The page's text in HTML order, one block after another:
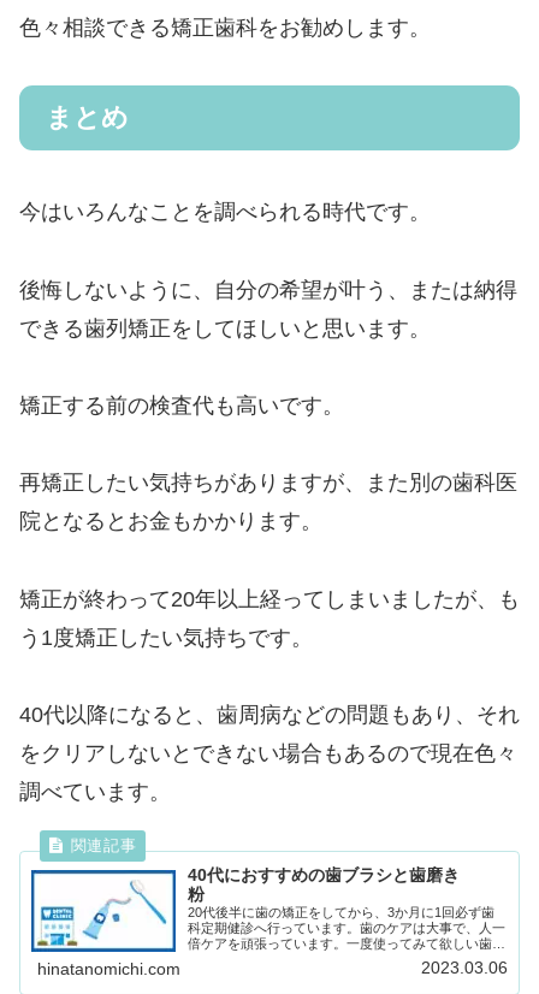
色々相談できる矯正歯科をお勧めします。
まとめ
今はいろんなことを調べられる時代です。
後悔しないように、自分の希望が叶う、または納得
できる歯列矯正をしてほしいと思います。
矯正する前の検査代も高いです。
再矯正したい気持ちがありますが、また別の歯科医
院となるとお金もかかります。
矯正が終わって20年以上経ってしまいましたが、も
う1度矯正したい気持ちです。
40代以降になると、歯周病などの問題もあり、それ
をクリアしないとできない場合もあるので現在色々
調べています。
40代におすすめの歯ブラシと歯磨き
粉
20代後半に歯の矯正をしてから、3か月に1回必ず歯
科定期健診へ行っています。歯のケアは大事で、人一
倍ケアを頑張っています。一度使ってみて欲しい歯ブ
ラシと歯磨き粉を紹介します。歯医者で使っているも
のなのですが、どちらもとても気に入っています。...
hinatanomichi.com 2023.03.06